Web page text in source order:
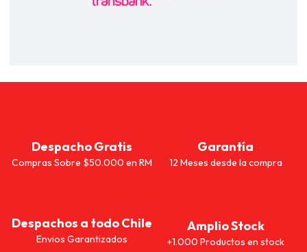
Despacho Gratis
Compras Sobre $50.000 en RM
Garantía
12 Meses desde la compra
Despachos a todo Chile
Envios Garantizados
Amplio Stock
+1.000 Productos en stock